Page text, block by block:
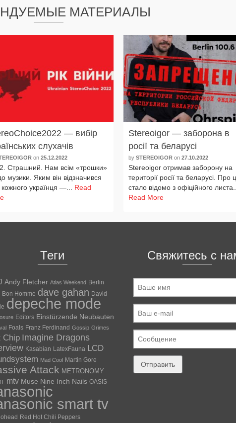
МАТЕРИАЛЫ
— вибір
слухачів
on25.12.2022
Страшний. Нам всім «трош­ки»
музи­ки. Яким він від­зна­чи­вся
україн­ця —... Read
Stereoigor — заборона в
росії та беларусі
by STEREOIGOR on 27.10.2022
Stereoigor отри­мав забо­ро­ну на
тери­торії росії та бела­русі. Про
ста­ло відо­мо з офі­цій­но­го листа...
Read More
Теги
Andy Fletcher Atlas Weekend Berlin
Bon Homme dave gahan David
depeche mode
Editors Einstürzende Neubauten
Foals Franz Ferdinand Gossip Grimes
Chip Imagine Dragons
Kasabian LatexFauna LCD
Mad Cool Martin Gore
Attack METRONOMY
mtv Muse Nine Inch Nails OASIS
smart tv
Red Hot Chili Peppers
Свяжитесь с